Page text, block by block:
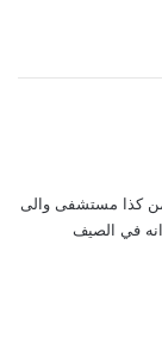
كذا مستشفى والى
في الصيف